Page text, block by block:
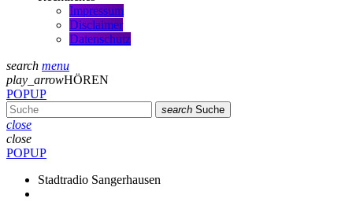
Impressum
Disclaimer
Datenschutz
search menu
play_arrowHÖREN
POPUP
search Suche
close
close
POPUP
Stadtradio Sangerhausen